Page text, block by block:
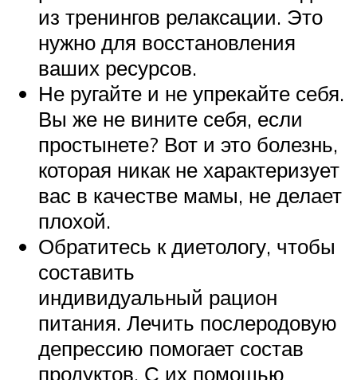
из тренингов релаксации. Это
нужно для восстановления
ваших ресурсов.
Не ругайте и не упрекайте себя.
Вы же не вините себя, если
простынете? Вот и это болезнь,
которая никак не характеризует
вас в качестве мамы, не делает
плохой.
Обратитесь к диетологу, чтобы
составить
индивидуальный рацион
питания. Лечить послеродовую
депрессию помогает состав
продуктов. С их помощью